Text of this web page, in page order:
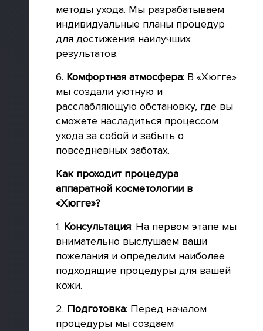
методы ухода. Мы разрабатываем
индивидуальные планы процедур
для достижения наилучших
результатов.
6. Комфортная атмосфера: В «Хюгге»
мы создали уютную и
расслабляющую обстановку, где вы
сможете насладиться процессом
ухода за собой и забыть о
повседневных заботах.
Как проходит процедура
аппаратной косметологии в
«Хюгге»?
1. Консультация: На первом этапе мы
внимательно выслушаем ваши
пожелания и определим наиболее
подходящие процедуры для вашей
кожи.
2. Подготовка: Перед началом
процедуры мы создаем